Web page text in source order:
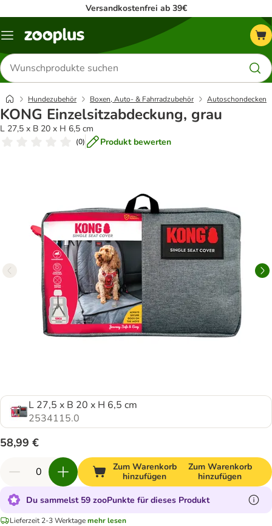
Versandkostenfrei ab 39€
Menü
Produkte
suchen
Hundezubehör Boxen, Auto- & Fahrradzubehör Autoschondecken
KONG Einzelsitzabdeckung, grau
L 27,5 x B 20 x H 6,5 cm
(0) Produkt bewerten
L 27,5 x B 20 x H 6,5 cm
2534115.0
58,99 €
Zum Warenkorb
hinzufügen
Zum Warenkorb
hinzufügen
Du sammelst 59 zooPunkte für dieses Produkt
Lieferzeit 2-3 Werktagemehr lesen